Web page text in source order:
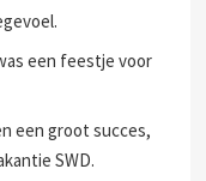
een feestje voor
een groot succes,
SWD.